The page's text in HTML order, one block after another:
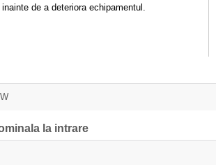
de a deteriora echipamentul.
la intrare